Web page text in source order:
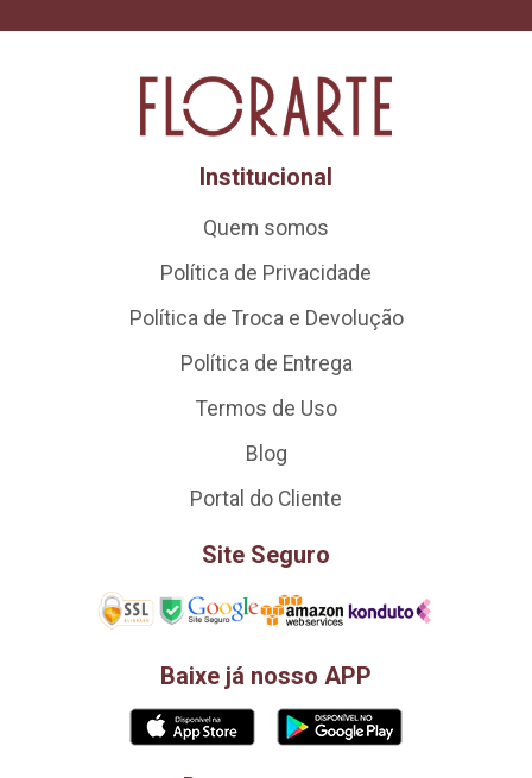
Institucional
Quem somos
Política de Privacidade
Política de Troca e Devolução
Política de Entrega
Termos de Uso
Blog
Portal do Cliente
Site Seguro
Baixe já nosso APP